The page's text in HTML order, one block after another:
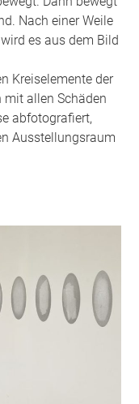
Nach einer Weile
es aus dem Bild
Kreiselemente der
mit allen Schäden
abfotografiert,
Ausstellungsraum